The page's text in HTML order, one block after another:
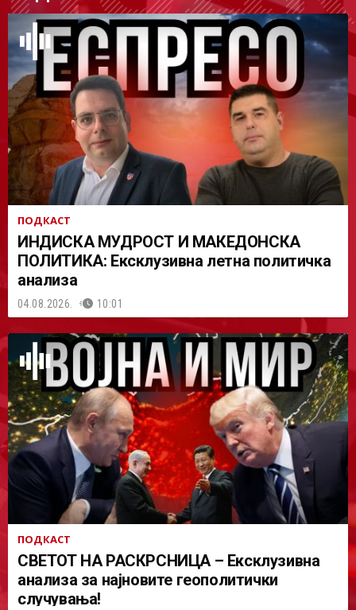
АСТ
ПОДКАСТ
ИНДИСКА МУДРОСТ И МАКЕДОНСКА
ПОЛИТИКА: Ексклузивна летна политичка
анализа
04.08.2026. 10:01
ПОДКАСТ
СВЕТОТ НА РАСКРСНИЦА – Ексклузивна
анализа за најновите геополитички
случувања!